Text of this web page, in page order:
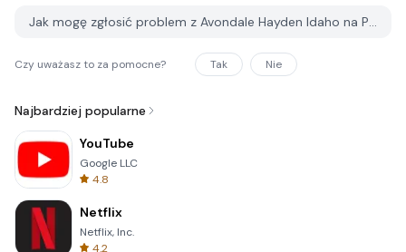
Jak mogę zgłosić problem z Avondale Hayden Idaho na PGYER APK HUB?
Czy uważasz to za pomocne? Tak Nie
Najbardziej popularne
YouTube
Google LLC
4.8
Netflix
Netflix, Inc.
4.2